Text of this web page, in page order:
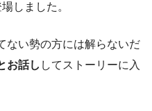
しました。
ない勢の方には解らないだ
お話し してストーリーに入